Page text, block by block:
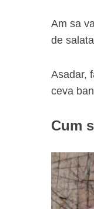
Am sa
de
Asadar,
ceva
Cum